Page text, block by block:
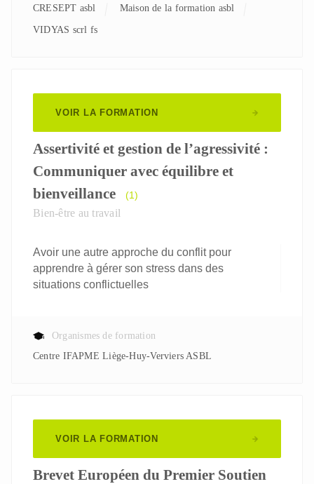
CRESEPT asbl
Maison de la formation asbl
VIDYAS scrl fs
VOIR LA FORMATION
Assertivité et gestion de l’agressivité :
Communiquer avec équilibre et
bienveillance
(1)
Bien-être au travail
Avoir une autre approche du conflit pour
apprendre à gérer son stress dans des
situations conflictuelles
Organismes de formation
Centre IFAPME Liège-Huy-Verviers ASBL
VOIR LA FORMATION
Brevet Européen du Premier Soutien